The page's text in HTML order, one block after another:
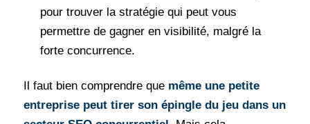
pour trouver la stratégie qui peut vous
permettre de gagner en visibilité, malgré la
forte concurrence.
Il faut bien comprendre que même une petite
entreprise peut tirer son épingle du jeu dans un